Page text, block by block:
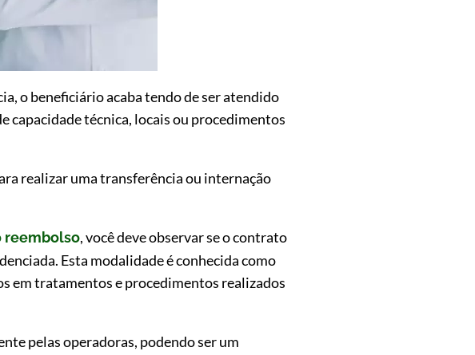
o beneficiário acaba tendo de ser atendido
capacidade técnica, locais ou procedimentos
realizar uma transferência ou internação
reembolso, você deve observar se o contrato
Esta modalidade é conhecida como
em tratamentos e procedimentos realizados
pelas operadoras, podendo ser um